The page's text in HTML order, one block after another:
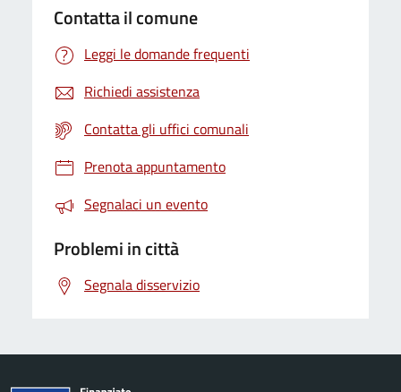
Contatta il comune
Leggi le domande frequenti
Richiedi assistenza
Contatta gli uffici comunali
Prenota appuntamento
Segnalaci un evento
Problemi in città
Segnala disservizio